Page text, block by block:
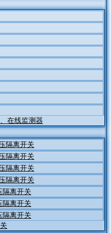
在线监测器
隔离开关
隔离开关
隔离开关
隔离开关
隔离开关
隔离开关
隔离开关